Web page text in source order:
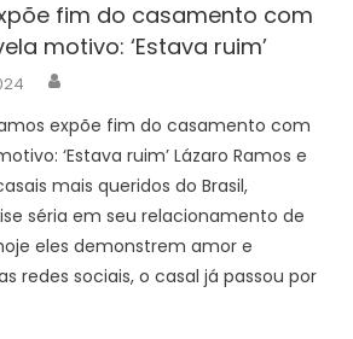
fim do casamento com
motivo: ‘Estava ruim’
expõe fim do casamento com
‘Estava ruim’ Lázaro Ramos e
mais queridos do Brasil,
séria em seu relacionamento de
eles demonstrem amor e
redes sociais, o casal já passou por